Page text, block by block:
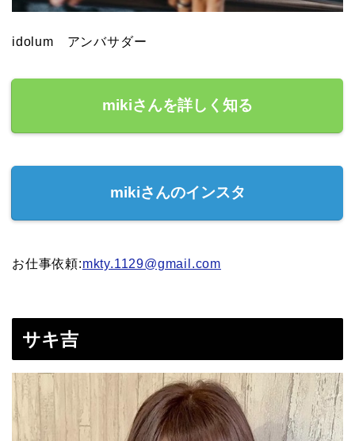
idolum アンバサダー
mikiさんを詳しく知る
mikiさんのインスタ
お仕事依頼:mkty.1129@gmail.com
サキ吉